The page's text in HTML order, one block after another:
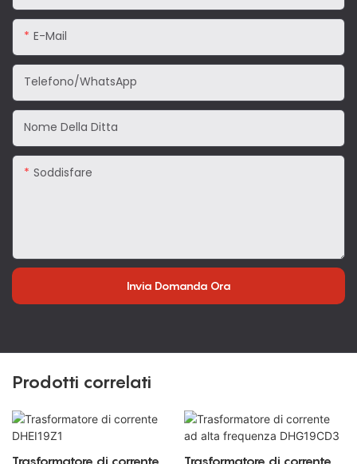
E-Mail
Telefono/WhatsApp
Nome Della Ditta
Soddisfare
Invia Domanda Ora
Prodotti correlati